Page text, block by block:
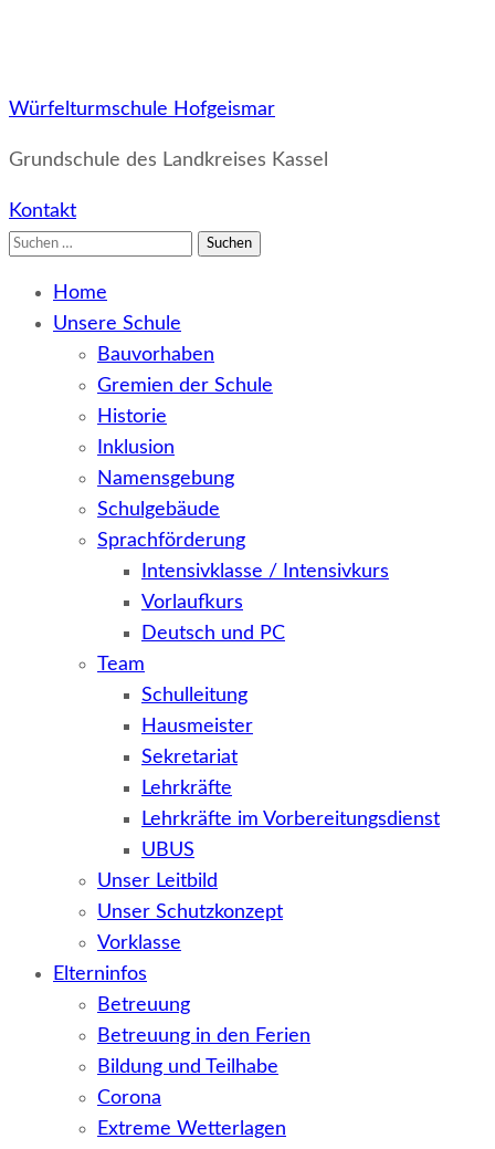
Würfelturmschule Hofgeismar
Grundschule des Landkreises Kassel
Kontakt
Suchen
Home
Unsere Schule
Bauvorhaben
Gremien der Schule
Historie
Inklusion
Namensgebung
Schulgebäude
Sprachförderung
Intensivklasse / Intensivkurs
Vorlaufkurs
Deutsch und PC
Team
Schulleitung
Hausmeister
Sekretariat
Lehrkräfte
Lehrkräfte im Vorbereitungsdienst
UBUS
Unser Leitbild
Unser Schutzkonzept
Vorklasse
Elterninfos
Betreuung
Betreuung in den Ferien
Bildung und Teilhabe
Corona
Extreme Wetterlagen